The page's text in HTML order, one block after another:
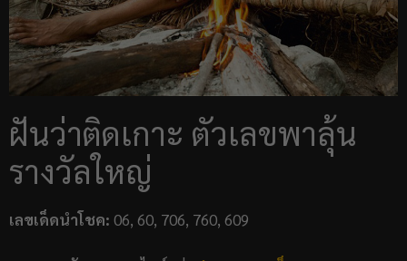
ฝันว่าติดเกาะ ตัวเลขพาลุ้น
รางวัลใหญ่
เลขเด็ดนำโชค: 06, 60, 706, 760, 609